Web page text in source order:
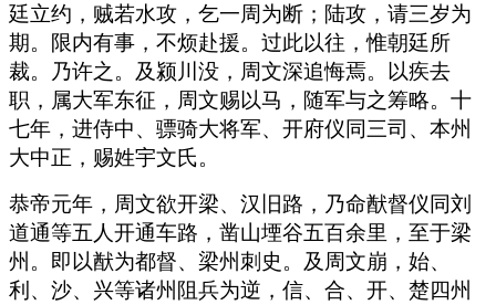
廷立约，贼若水攻，乞一周为断；陆攻，请三岁为
期。限内有事，不烦赴援。过此以往，惟朝廷所
裁。乃许之。及颍川没，周文深追悔焉。以疾去
职，属大军东征，周文赐以马，随军与之筹略。十
七年，进侍中、骠骑大将军、开府仪同三司、本州
大中正，赐姓宇文氏。
恭帝元年，周文欲开梁、汉旧路，乃命猷督仪同刘
道通等五人开通车路，凿山堙谷五百余里，至于梁
州。即以猷为都督、梁州刺史。及周文崩，始、
利、沙、兴等诸州阻兵为逆，信、合、开、楚四州